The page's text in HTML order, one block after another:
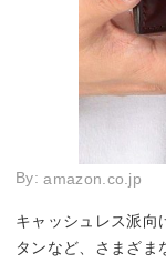
By:amazon.co.jp
キャッシュレス派向
タンなど、さまざま